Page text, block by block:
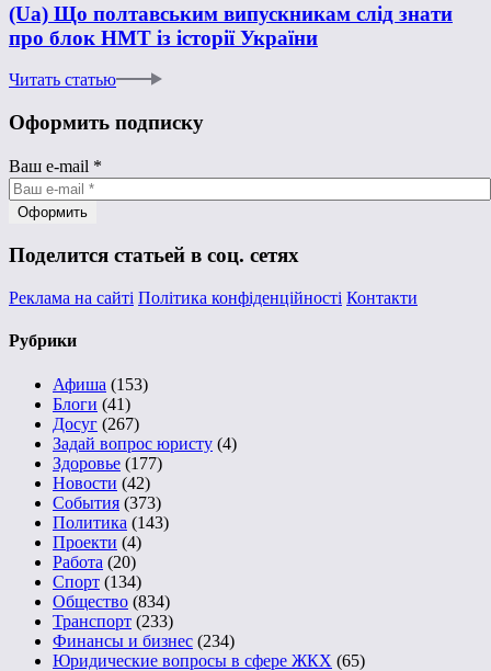
(Ua) Що полтавським випускникам слід знати
про блок НМТ із історії України
Читать статью
Оформить подписку
Ваш e-mail *
Поделится статьей в соц. сетях
Реклама на сайті Політика конфіденційності Контакти
Рубрики
Афиша (153)
Блоги (41)
Досуг (267)
Задай вопрос юристу (4)
Здоровье (177)
Новости (42)
События (373)
Политика (143)
Проекти (4)
Работа (20)
Спорт (134)
Общество (834)
Транспорт (233)
Финансы и бизнес (234)
Юридические вопросы в сфере ЖКХ (65)